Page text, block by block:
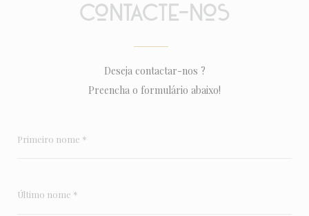
Contacte-nos
Deseja contactar-nos ?
Preencha o formulário abaixo!